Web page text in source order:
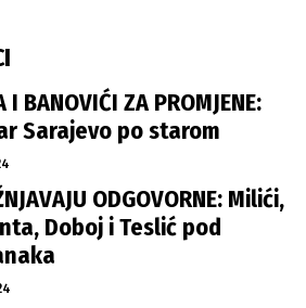
I BANOVIĆI ZA PROMJENE:
Sarajevo po starom
ODGOVORNE: Milići,
Doboj i Teslić pod